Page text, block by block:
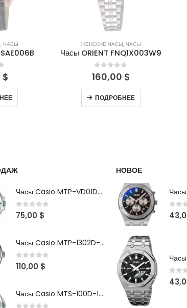
, ЧАСЫ
5
$
МУЖСКИЕ ЧАСЫ, ЧАСЫ
Часы ORIENT FTV01003W
0out of 5
350,00$
ПОДРОБНЕЕ
Часы Casio MTP-VD01D-2B
0out of 5
75,00 $
Часы Casio MTP-1302D-1A1VDF
0out of 5
110,00 $
Часы Casio MTS-100D-1AV
НОВОЕ
0
0